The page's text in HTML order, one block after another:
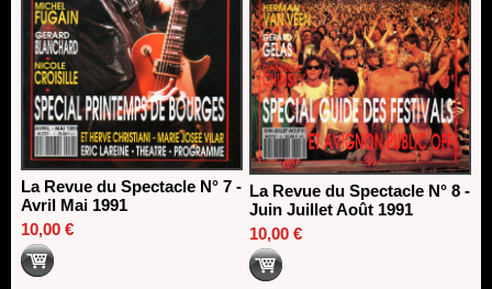
La Revue du Spectacle N° 7 -
Avril Mai 1991
10,00 €
La Revue du Spectacle N° 8 -
Juin Juillet Août 1991
10,00 €